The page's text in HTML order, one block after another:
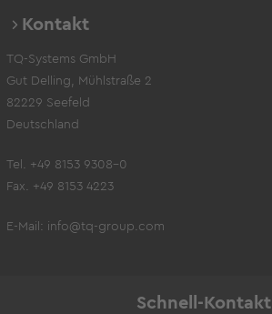
Kontakt
TQ-Systems GmbH
Gut Delling, Mühlstraße 2
82229 Seefeld
Deutschland
Tel. +49 8153 9308-0
Fax. +49 8153 4223
E-Mail: info@tq-group.com
Schnell-Kontakt